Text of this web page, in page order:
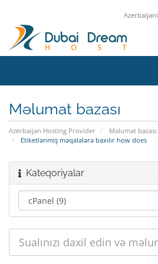
Azerbaijani
Məlumat bazası
Azerbaijan Hosting Provider
Məlumat bazası
Etiketlənmiş məqalələrə baxılır how does
Kateqoriyalar